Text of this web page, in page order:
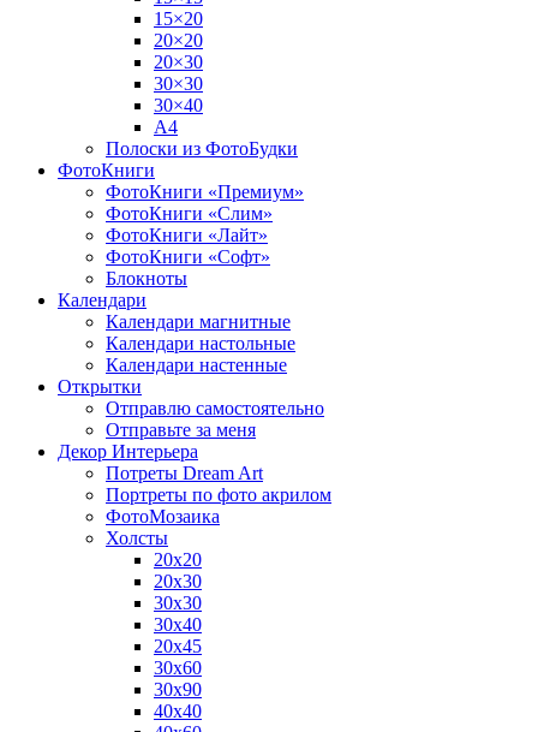
15×20
20×20
20×30
30×30
30×40
A4
Полоски из ФотоБудки
ФотоКниги
ФотоКниги «Премиум»
ФотоКниги «Слим»
ФотоКниги «Лайт»
ФотоКниги «Софт»
Блокноты
Календари
Календари магнитные
Календари настольные
Календари настенные
Открытки
Отправлю самостоятельно
Отправьте за меня
Декор Интерьера
Потреты Dream Art
Портреты по фото акрилом
ФотоМозаика
Холсты
20х20
20х30
30х30
30х40
20х45
30х60
30х90
40х40